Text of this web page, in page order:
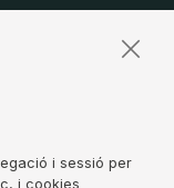
i sessió per
i cookies